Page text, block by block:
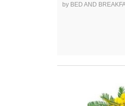
by BED AND